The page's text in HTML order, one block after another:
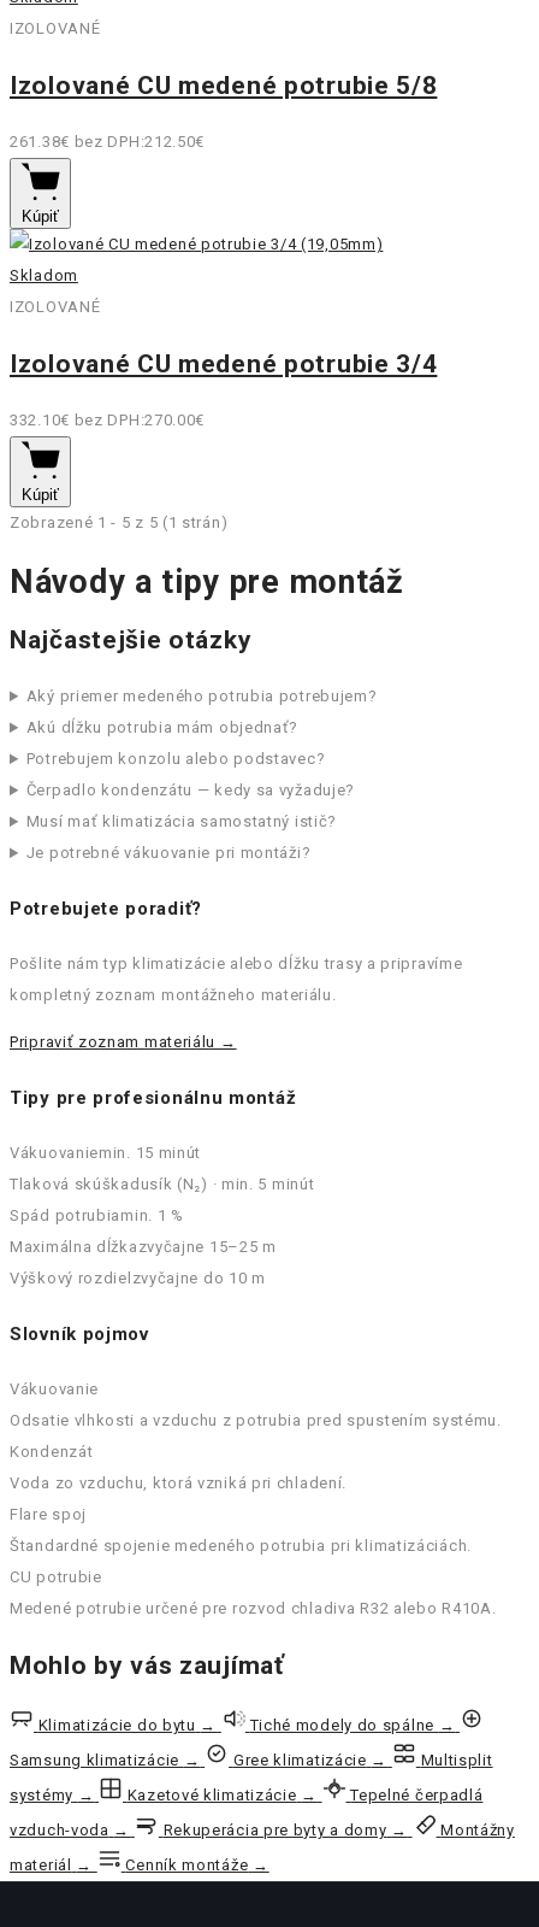
IZOLOVANÉ
Izolované CU medené potrubie 5/8
261.38€ bez DPH:212.50€
Kúpiť
Skladom
IZOLOVANÉ
Izolované CU medené potrubie 3/4
332.10€ bez DPH:270.00€
Kúpiť
Zobrazené 1 - 5 z 5 (1 strán)
Návody a tipy pre montáž
Najčastejšie otázky
Aký priemer medeného potrubia potrebujem?
Akú dĺžku potrubia mám objednať?
Potrebujem konzolu alebo podstavec?
Čerpadlo kondenzátu — kedy sa vyžaduje?
Musí mať klimatizácia samostatný istič?
Je potrebné vákuovanie pri montáži?
Potrebujete poradiť?
Pošlite nám typ klimatizácie alebo dĺžku trasy a pripravíme
kompletný zoznam montážneho materiálu.
Pripraviť zoznam materiálu →
Tipy pre profesionálnu montáž
Vákuovaniemin. 15 minút
Tlaková skúška dusík (N₂) · min. 5 minút
Spád potrubia min. 1 %
Maximálna dĺžka zvyčajne 15–25 m
Výškový rozdiel zvyčajne do 10 m
Slovník pojmov
Vákuovanie
Odsatie vlhkosti a vzduchu z potrubia pred spustením systému.
Kondenzát
Voda zo vzduchu, ktorá vzniká pri chladení.
Flare spoj
Štandardné spojenie medeného potrubia pri klimatizáciách.
CU potrubie
Medené potrubie určené pre rozvod chladiva R32 alebo R410A.
Mohlo by vás zaujímať
Klimatizácie do bytu → Tiché modely do spálne →
Samsung klimatizácie → Gree klimatizácie →
Multisplit
systémy → Kazetové klimatizácie →
Tepelné čerpadlá
vzduch-voda → Rekuperácia pre byty a domy →
Montážny
materiál → Cenník montáže →